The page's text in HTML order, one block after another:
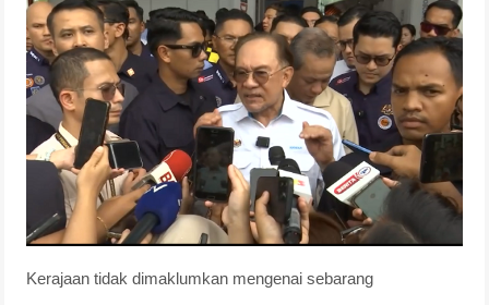
Kerajaan tidak dimaklumkan mengenai sebarang